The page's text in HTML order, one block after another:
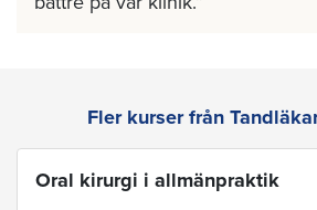
Fler kurser från
Oral kirurgi i allmänpraktik